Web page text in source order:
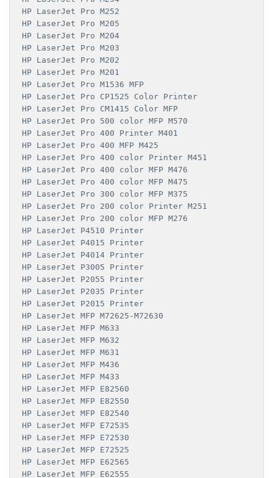
HP LaserJet Pro M252
HP LaserJet Pro M205
HP LaserJet Pro M204
HP LaserJet Pro M203
HP LaserJet Pro M202
HP LaserJet Pro M201
HP LaserJet Pro M1536 MFP
HP LaserJet Pro CP1525 Color Printer
HP LaserJet Pro CM1415 Color MFP
HP LaserJet Pro 500 color MFP M570
HP LaserJet Pro 400 Printer M401
HP LaserJet Pro 400 MFP M425
HP LaserJet Pro 400 color Printer M451
HP LaserJet Pro 400 color MFP M476
HP LaserJet Pro 400 color MFP M475
HP LaserJet Pro 300 color MFP M375
HP LaserJet Pro 200 color Printer M251
HP LaserJet Pro 200 color MFP M276
HP LaserJet P4510 Printer
HP LaserJet P4015 Printer
HP LaserJet P4014 Printer
HP LaserJet P3005 Printer
HP LaserJet P2055 Printer
HP LaserJet P2035 Printer
HP LaserJet P2015 Printer
HP LaserJet MFP M72625-M72630
HP LaserJet MFP M633
HP LaserJet MFP M632
HP LaserJet MFP M631
HP LaserJet MFP M436
HP LaserJet MFP M433
HP LaserJet MFP E82560
HP LaserJet MFP E82550
HP LaserJet MFP E82540
HP LaserJet MFP E72535
HP LaserJet MFP E72530
HP LaserJet MFP E72525
HP LaserJet MFP E62565
HP LaserJet MFP E62555